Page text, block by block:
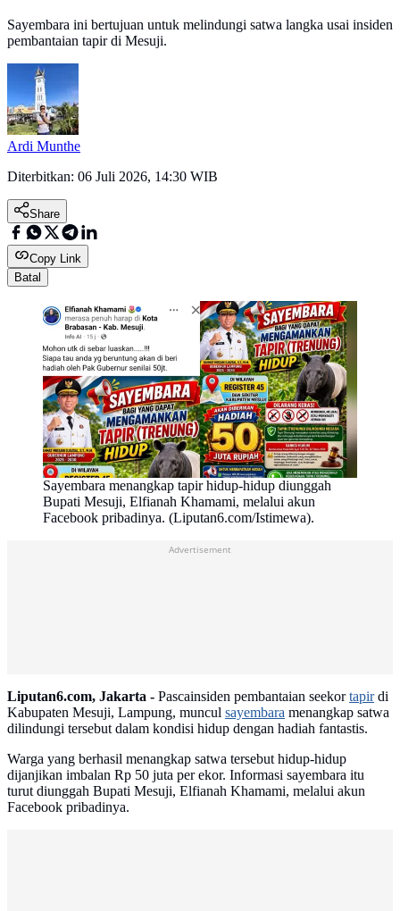
Sayembara ini bertujuan untuk melindungi satwa langka usai insiden
pembantaian tapir di Mesuji.
Ardi Munthe
Diterbitkan: 06 Juli 2026, 14:30 WIB
Share
Copy Link
Batal
Sayembara menangkap tapir hidup-hidup diunggah
Bupati Mesuji, Elfianah Khamami, melalui akun
Facebook pribadinya. (Liputan6.com/Istimewa).
Advertisement
Liputan6.com, Jakarta - Pascainsiden pembantaian seekortapirdi
Kabupaten Mesuji, Lampung, muncul sayembara menangkap satwa
dilindungi tersebut dalam kondisi hidup dengan hadiah fantastis.
Warga yang berhasil menangkap satwa tersebut hidup-hidup
dijanjikan imbalan Rp 50 juta per ekor. Informasi sayembara itu
turut diunggah Bupati Mesuji, Elfianah Khamami, melalui akun
Facebook pribadinya.